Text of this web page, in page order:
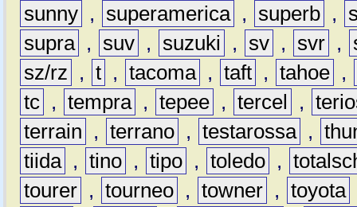
sunny , superamerica , superb ,
supra , suv , suzuki , sv , svr ,
sz/rz
, t , tacoma , taft , tahoe ,
tc , tempra , tepee , tercel ,
terrain
, terrano , testarossa ,
tiida , tino , tipo , toledo ,
tourer , tourneo , towner , toyota